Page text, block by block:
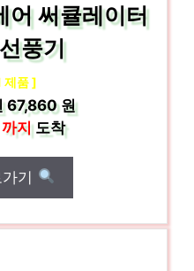
어 써큘레이터
풍기
제품 ]
67,860 원
까지도착
기